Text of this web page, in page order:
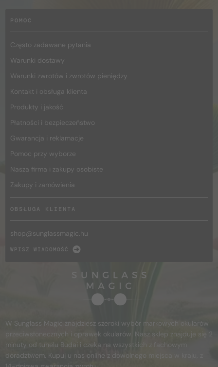
POMOC
Często zadawane pytania
Warunki dostawy
Warunki zwrotów i zwrotów pieniędzy
Kontakt i obsługa klienta
Produkty i jakość
Płatności i bezpieczeństwo
Gwarancja i reklamacje
Pomoc przy wyborze
Nasza firma i zakupy osobiste
Zakupy i zamówienia
OBSŁUGA KLIENTA
shop@sunglassmagic.hu
WPISZ WIADOMOŚĆ
W Sunglass Magic znajdziesz szeroki wybór markowych okularów
przeciwsłonecznych i oprawek okularów. Nasz sklep znajduje się 2
minuty od tunelu Budai i czeka na wszystkich z fachowym
doradztwem. Kupuj u nas online z dowolnego miejsca w kraju, z